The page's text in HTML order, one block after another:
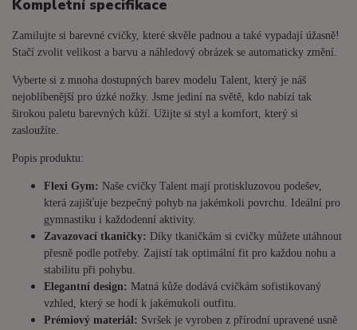
Kompletní specifikace
Zamilujte si barevné cvičky, které skvěle padnou a také vypadají úžasně!
Stačí zvolit velikost a barvu a náhledový obrázek se automaticky změní.
Vyberte si z mnoha dostupných barev modelu Talent, který je náš
nejoblíbenější pro úzké nožky. Jsme jediní na světě, kdo nabízí tak
širokou paletu barevných kůží. Užijte si styl a komfort, který si
zasloužíte.
Popis produktu:
Flexi Gym: Naše cvičky Talent mají protiskluzovou podešev,
která zajišťuje bezpečný pohyb na jakémkoli povrchu. Ideální pro
gymnastiku i každodenní aktivity.
Zavazovací tkaničky: Díky tkaničkám si cvičky můžete utáhnout
přesně podle potřeby. Zajistí tak optimální fit pro každou nohu a
stabilitu při pohybu.
Elegantní design: Matná kůže dodává cvičkám sofistikovaný
vzhled, který se hodí k jakémukoli outfitu.
Prémiový materiál: Svršek je vyroben z přírodní upravené usně